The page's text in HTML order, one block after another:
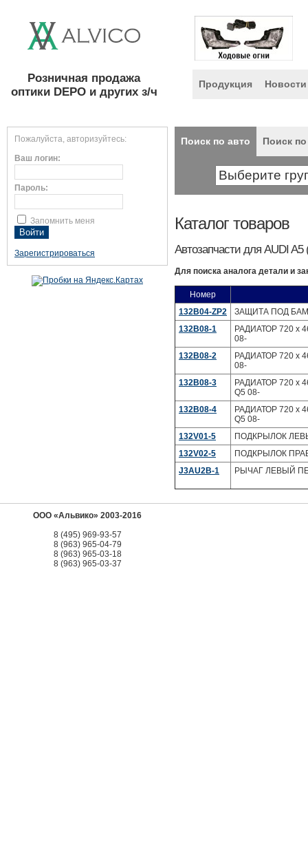
Розничная продажа
оптики DEPO и других з/ч
Продукция Новости
Пожалуйста, авторизуйтесь:
Ваш логин:
Пароль:
Запомнить меня
Зарегистрироваться
Поиск по авто Поиск
Каталог товаров
Автозапчасти для AUDI A5
Для поиска аналога детали и
Номер
132B04-ZP2
ЗАЩИТА ПОД
132B08-1
РАДИАТОР 720 x
08-
132B08-2
РАДИАТОР 720 x
08-
132B08-3
РАДИАТОР 720 x
Q5 08-
132B08-4
РАДИАТОР 720 x
Q5 08-
132V01-5
ПОДКРЫЛОК
132V02-5
ПОДКРЫЛОК
J3AU2B-1
РЫЧАГ ЛЕВЫЙ
ООО «Альвико» 2003-2016
8 (495) 969-93-57
8 (963) 965-04-79
8 (963) 965-03-18
8 (963) 965-03-37